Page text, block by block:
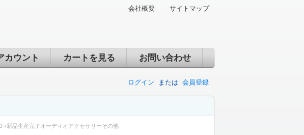
会社概要 サイトマップ
カウント カートを見る お問い合わせ
ログイン または 会員登録
+新品生産完了オーディオアクセサリーその他